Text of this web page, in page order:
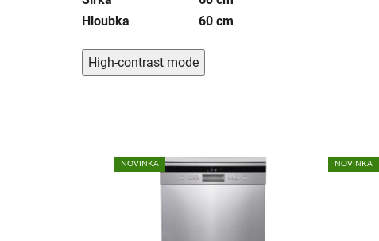
Hloubka
60 cm
High-contrast mode
NOVINKA NOVINKA